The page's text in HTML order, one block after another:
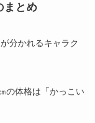
まとめ
分かれるキャラク
の体格は「かっこい